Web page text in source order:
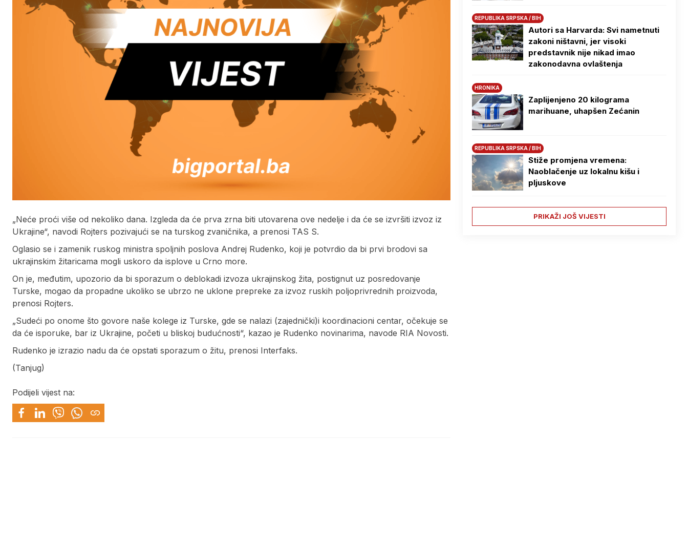
„Neće proći više od nekoliko dana. Izgleda da će prva zrna biti utovarena ove nedelje i da će se izvršiti izvoz iz
Ukrajine“, navodi Rojters pozivajući se na turskog zvaničnika, a prenosi TAS S.
Oglasio se i zamenik ruskog ministra spoljnih poslova Andrej Rudenko, koji je potvrdio da bi prvi brodovi sa
ukrajinskim žitaricama mogli uskoro da isplove u Crno more.
On je, međutim, upozorio da bi sporazum o deblokadi izvoza ukrajinskog žita, postignut uz posredovanje
Turske, mogao da propadne ukoliko se ubrzo ne uklone prepreke za izvoz ruskih poljoprivrednih proizvoda,
prenosi Rojters.
„Sudeći po onome što govore naše kolege iz Turske, gde se nalazi (zajednički)i koordinacioni centar, očekuje se
da će isporuke, bar iz Ukrajine, početi u bliskoj budućnosti“, kazao je Rudenko novinarima, navode RIA Novosti.
Rudenko je izrazio nadu da će opstati sporazum o žitu, prenosi Interfaks.
(Tanjug)
Podijeli vijest na:
REPUBLIKA SRPSKA / BIH
Autori sa Harvarda: Svi nametnuti
zakoni ništavni, jer visoki
predstavnik nije nikad imao
zakonodavna ovlaštenja
HRONIKA
Zaplijenjeno 20 kilograma
marihuane, uhapšen Zećanin
REPUBLIKA SRPSKA / BIH
Stiže promjena vremena:
Naoblačenje uz lokalnu kišu i
pljuskove
PRIKAŽI JOŠ VIJESTI